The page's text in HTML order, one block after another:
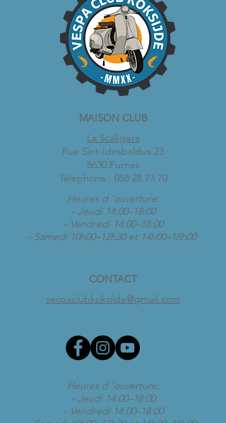
MAISON CLUB
La Scaligera
Rue Sint-Idesbaldus 23
8630 Furnes
Téléphone : 058 28 73 70
Heures d 'ouverture:
- Jeudi 14:00–18:00
- Vendredi 14:00–18:00
- Samedi 10h00–12h30 et 14h00–18h00
CONTACT
vespaclubkoksijde@gmail.com
Heures d 'ouverture:
- Jeudi 14:00–18:00
- Vendredi 14:00–18:00